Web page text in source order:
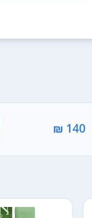
140 ₪